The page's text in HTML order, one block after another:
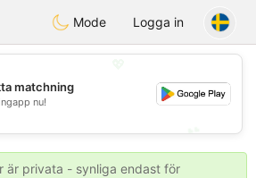
Handi Space
Mode Logga in
💕
matchning
nu!
är privata - synliga endast för